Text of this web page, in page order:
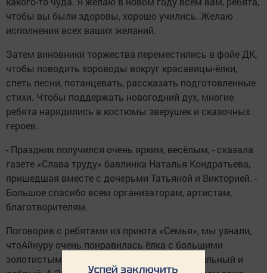
чтобы вы были здоровы, хорошо учились. Желаю
исполнения всех ваших желаний.
Затем виновники торжества переместились в фойе ДК,
чтобы поводить хороводы вокруг красавицы-ёлки,
спеть песни, потанцевать, рассказать подготовленные
стихи. Чтобы поддержать новогодний дух, многие
ребята нарядились в костюмы зверушек и сказочных
героев.
- Праздник получился очень ярким, весёлым, - сказала
газете «Слава труду» бавлинка Наталья Кондратьева,
пришедшая вместе с дочерьми Татьяной и Викторией. -
Большое спасибо всем организаторам, артистам,
благотворителям.
Поговорив с ребятами из приюта «Семья», мы узнали,
чтоАйнуру очень понравилась ёлка с большими
золотистыми шарами и Дедушка Мороз - сильный и